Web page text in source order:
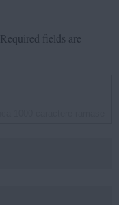
Required fields are